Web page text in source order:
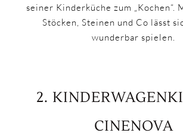
seiner Kinderküche zum „Kochen“.
Stöcken, Steinen und Co lässt
wunderbar spielen.
2.
CINENOVA